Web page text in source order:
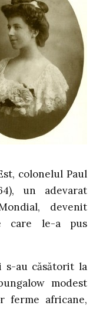
colonelul Paul
un adevarat
devenit
care le-a pus
s-au căsătorit la
modest
ferme africane,